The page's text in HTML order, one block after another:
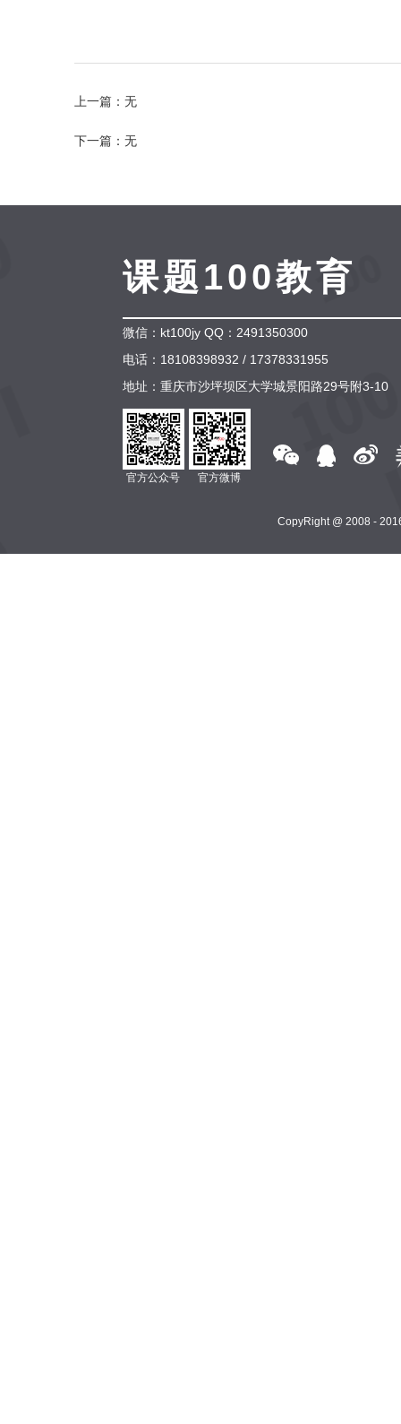
上一篇：无
下一篇：无
课题100教育
微信：kt100jy QQ：2491350300
电话：18108398932 / 17378331955
地址：重庆市沙坪坝区大学城景阳路29号附3-10
官方公众号 官方微博
CopyRight @ 2008 -